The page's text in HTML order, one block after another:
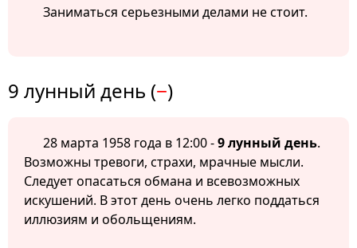
Заниматься серьезными делами не стоит.
9 лунный день (−)
28 марта 1958 года в 12:00 -9 лунный день.
Возможны тревоги, страхи, мрачные мысли.
Следует опасаться обмана и всевозможных
искушений. В этот день очень легко поддаться
иллюзиям и обольщениям.